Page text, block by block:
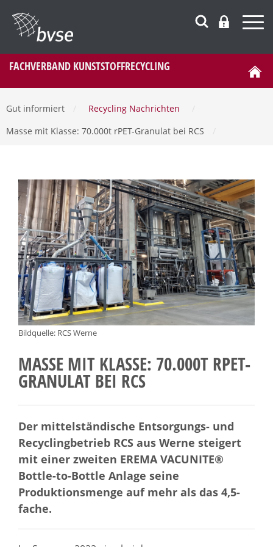
FACHVERBAND KUNSTSTOFFRECYCLING
Gut informiert Recycling Nachrichten
Masse mit Klasse: 70.000t rPET-Granulat bei RCS
Bildquelle: RCS Werne
MASSE MIT KLASSE: 70.000T RPET-
GRANULAT BEI RCS
Der mittelständische Entsorgungs- und
Recyclingbetrieb RCS aus Werne steigert
mit einer zweiten EREMA VACUNITE®
Bottle-to-Bottle Anlage seine
Produktionsmenge auf mehr als das 4,5-
fache.